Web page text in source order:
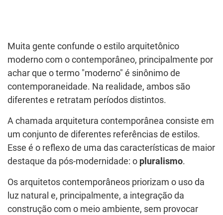
Muita gente confunde o estilo arquitetônico
moderno com o contemporâneo, principalmente por
achar que o termo "moderno" é sinônimo de
contemporaneidade. Na realidade, ambos são
diferentes e retratam períodos distintos.
A chamada arquitetura contemporânea consiste em
um conjunto de diferentes referências de estilos.
Esse é o reflexo de uma das características de maior
destaque da pós-modernidade: o pluralismo.
Os arquitetos contemporâneos priorizam o uso da
luz natural e, principalmente, a integração da
construção com o meio ambiente, sem provocar